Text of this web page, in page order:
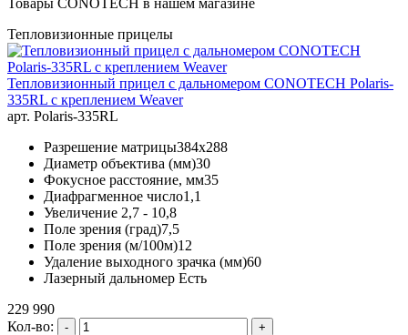
Тепловизионные прицелы
Тепловизионный прицел с дальномером CONOTECH Polaris-
335RL с креплением Weaver
арт. Polaris-335RL
Разрешение матрицы384x288
Диаметр объектива (мм)30
Фокусное расстояние, мм35
Диафрагменное число1,1
Увеличение 2,7 - 10,8
Поле зрения (град)7,5
Поле зрения (м/100м)12
Удаление выходного зрачка (мм)60
Лазерный дальномер Есть
229 990
Кол-во: